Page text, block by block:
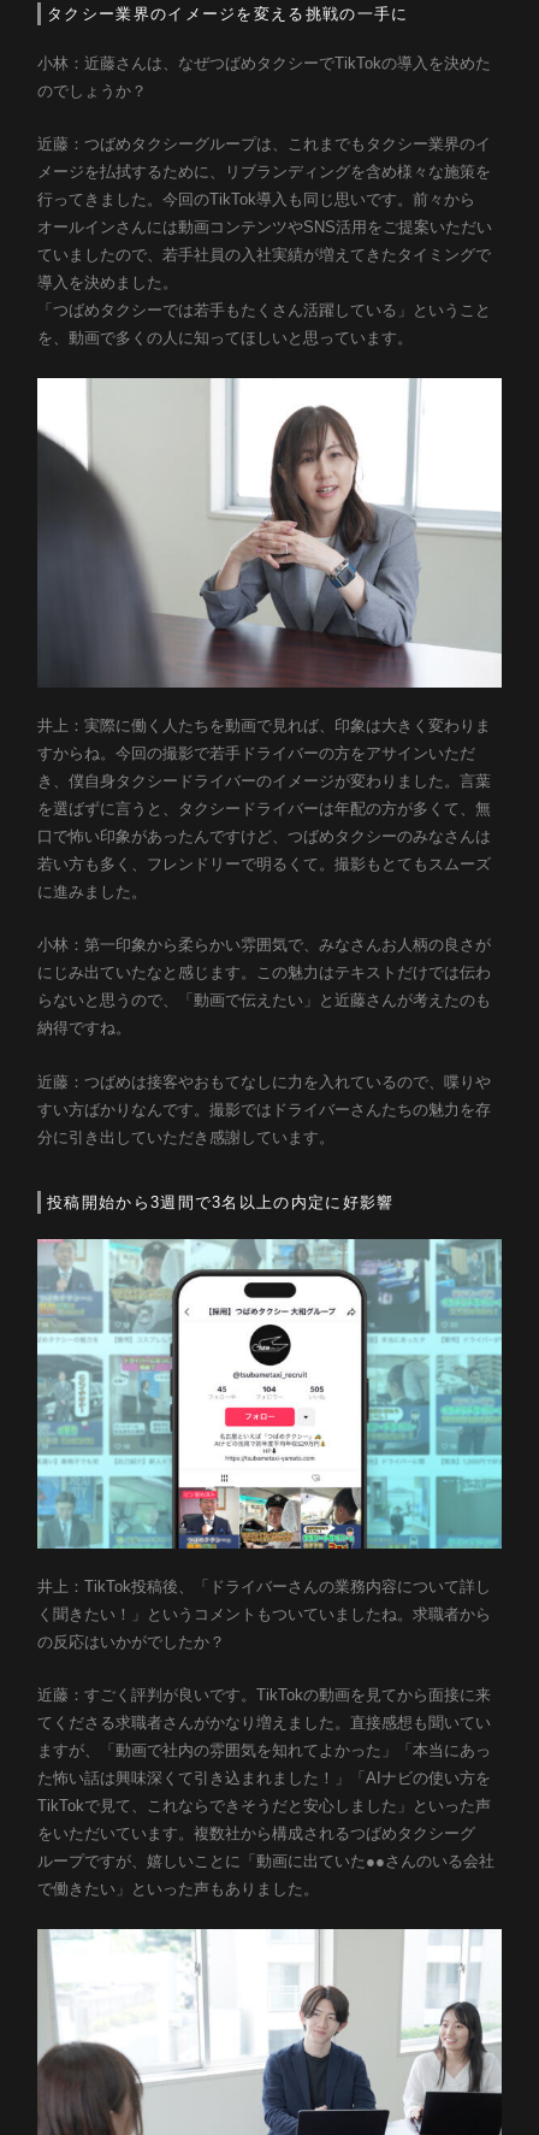
タクシー業界のイメージを変える挑戦の一手に
小林：近藤さんは、なぜつばめタクシーでTikTokの導入を決めた
のでしょうか？
近藤：つばめタクシーグループは、これまでもタクシー業界のイ
メージを払拭するために、リブランディングを含め様々な施策を
行ってきました。今回のTikTok導入も同じ思いです。前々から
オールインさんには動画コンテンツやSNS活用をご提案いただい
ていましたので、若手社員の入社実績が増えてきたタイミングで
導入を決めました。
「つばめタクシーでは若手もたくさん活躍している」ということ
を、動画で多くの人に知ってほしいと思っています。
井上：実際に働く人たちを動画で見れば、印象は大きく変わりま
すからね。今回の撮影で若手ドライバーの方をアサインいただ
き、僕自身タクシードライバーのイメージが変わりました。言葉
を選ばずに言うと、タクシードライバーは年配の方が多くて、無
口で怖い印象があったんですけど、つばめタクシーのみなさんは
若い方も多く、フレンドリーで明るくて。撮影もとてもスムーズ
に進みました。
小林：第一印象から柔らかい雰囲気で、みなさんお人柄の良さが
にじみ出ていたなと感じます。この魅力はテキストだけでは伝わ
らないと思うので、「動画で伝えたい」と近藤さんが考えたのも
納得ですね。
近藤：つばめは接客やおもてなしに力を入れているので、喋りや
すい方ばかりなんです。撮影ではドライバーさんたちの魅力を存
分に引き出していただき感謝しています。
投稿開始から3週間で3名以上の内定に好影響
井上：TikTok投稿後、「ドライバーさんの業務内容について詳し
く聞きたい！」というコメントもついていましたね。求職者から
の反応はいかがでしたか？
近藤：すごく評判が良いです。TikTokの動画を見てから面接に来
てくださる求職者さんがかなり増えました。直接感想も聞いてい
ますが、「動画で社内の雰囲気を知れてよかった」「本当にあっ
た怖い話は興味深くて引き込まれました！」「AIナビの使い方を
TikTokで見て、これならできそうだと安心しました」といった声
をいただいています。複数社から構成されるつばめタクシーグ
ループですが、嬉しいことに「動画に出ていた●●さんのいる会社
で働きたい」といった声もありました。